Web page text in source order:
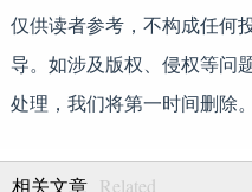
仅供读者参考，不构成任何
导。如涉及版权、侵权等问
处理，我们将第一时间删除。
相关文章 Related